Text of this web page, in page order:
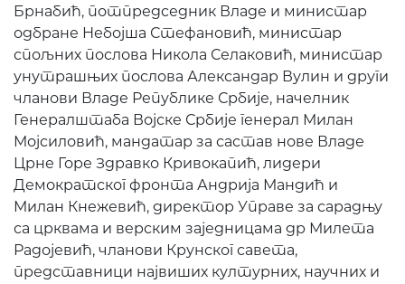
Брнабић, потпредседник Владе и министар
одбране Небојша Стефановић, министар
спољних послова Никола Селаковић, министар
унутрашњих послова Александар Вулин и други
чланови Владе Републике Србије, начелник
Генералштаба Војске Србије генерал Милан
Мојсиловић, мандатар за састав нове Владе
Црне Горе Здравко Кривокапић, лидери
Демократског фронта Андрија Мандић и
Милан Кнежевић, директор Управе за сарадњу
са црквама и верским заједницама др Милета
Радојевић, чланови Крунског савета,
представници највиших културних, научних и